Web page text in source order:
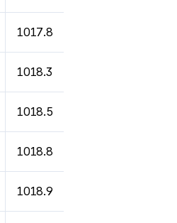
1017.8
1018.3
1018.5
1018.8
1018.9